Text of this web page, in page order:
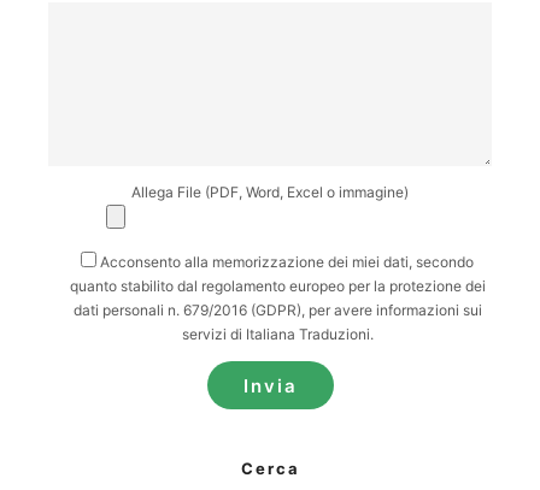
Allega File (PDF, Word, Excel o immagine)
Acconsento alla memorizzazione dei miei dati, secondo
quanto stabilito dal regolamento europeo per la protezione dei
dati personali n. 679/2016 (GDPR), per avere informazioni sui
servizi di Italiana Traduzioni.
Cerca